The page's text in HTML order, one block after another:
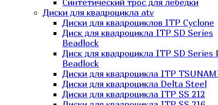
Синтетический трос для лебедки
Диски для квадроцикла atv
Диски для квадроциклов ITP Cyclone
Диск для квадроцикла ITP SD Series
Beadlock
Диск для квадроцикла ITP SD Series
Beadlock
Диски для квадроцикла ITP
Диски для квадроцикла Delta Steel
Диски для квадроцикла ITP SS 212